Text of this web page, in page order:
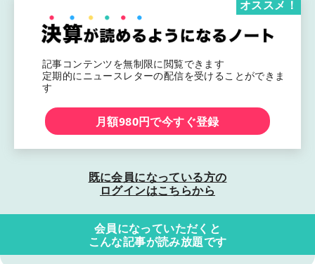
記事コンテンツを無制限に閲覧できます
定期的にニュースレターの配信を受けることができま
す
オススメ！
月額980円で今すぐ登録
既に会員になっている方の
ログインはこちらから
会員になっていただくと
こんな記事が読み放題です